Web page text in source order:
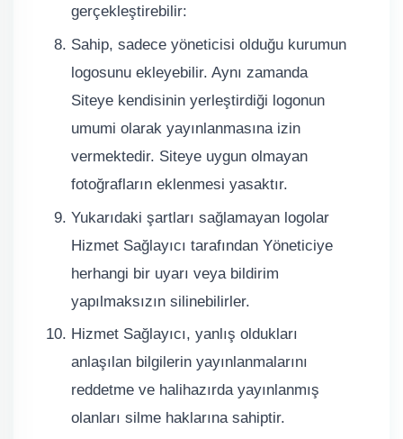
gerçekleştirebilir:
Sahip, sadece yöneticisi olduğu kurumun
logosunu ekleyebilir. Aynı zamanda
Siteye kendisinin yerleştirdiği logonun
umumi olarak yayınlanmasına izin
vermektedir. Siteye uygun olmayan
fotoğrafların eklenmesi yasaktır.
Yukarıdaki şartları sağlamayan logolar
Hizmet Sağlayıcı tarafından Yöneticiye
herhangi bir uyarı veya bildirim
yapılmaksızın silinebilirler.
Hizmet Sağlayıcı, yanlış oldukları
anlaşılan bilgilerin yayınlanmalarını
reddetme ve halihazırda yayınlanmış
olanları silme haklarına sahiptir.